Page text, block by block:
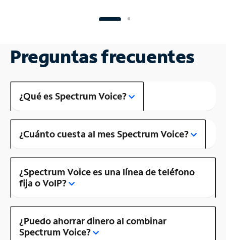
Preguntas frecuentes
¿Qué es Spectrum Voice?
¿Cuánto cuesta al mes Spectrum Voice?
¿Spectrum Voice es una línea de teléfono
fija o VoIP?
¿Puedo ahorrar dinero al combinar
Spectrum Voice?